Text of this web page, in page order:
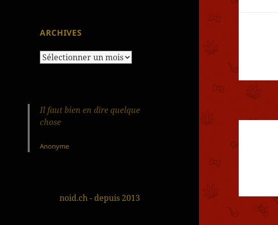
ARCHIVES
Archives
Il faut bien en dire quelque
chose
Anonyme
noid.ch - depuis 2013